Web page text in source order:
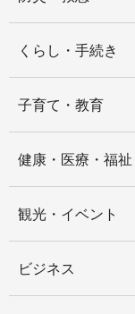
くらし・手続き
子育て・教育
健康・医療・福祉
観光・イベント
ビジネス